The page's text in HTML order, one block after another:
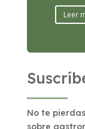
Leer
No te
sobre